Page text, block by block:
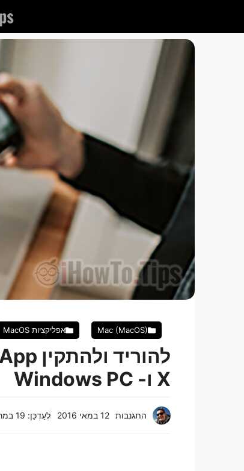
Mac (MacOS) אפליקציות MacOS
X ו- Windows PC
התגנבות 12 במאי 2016 לְעַדְכֵּן: 19 במרץ 2022